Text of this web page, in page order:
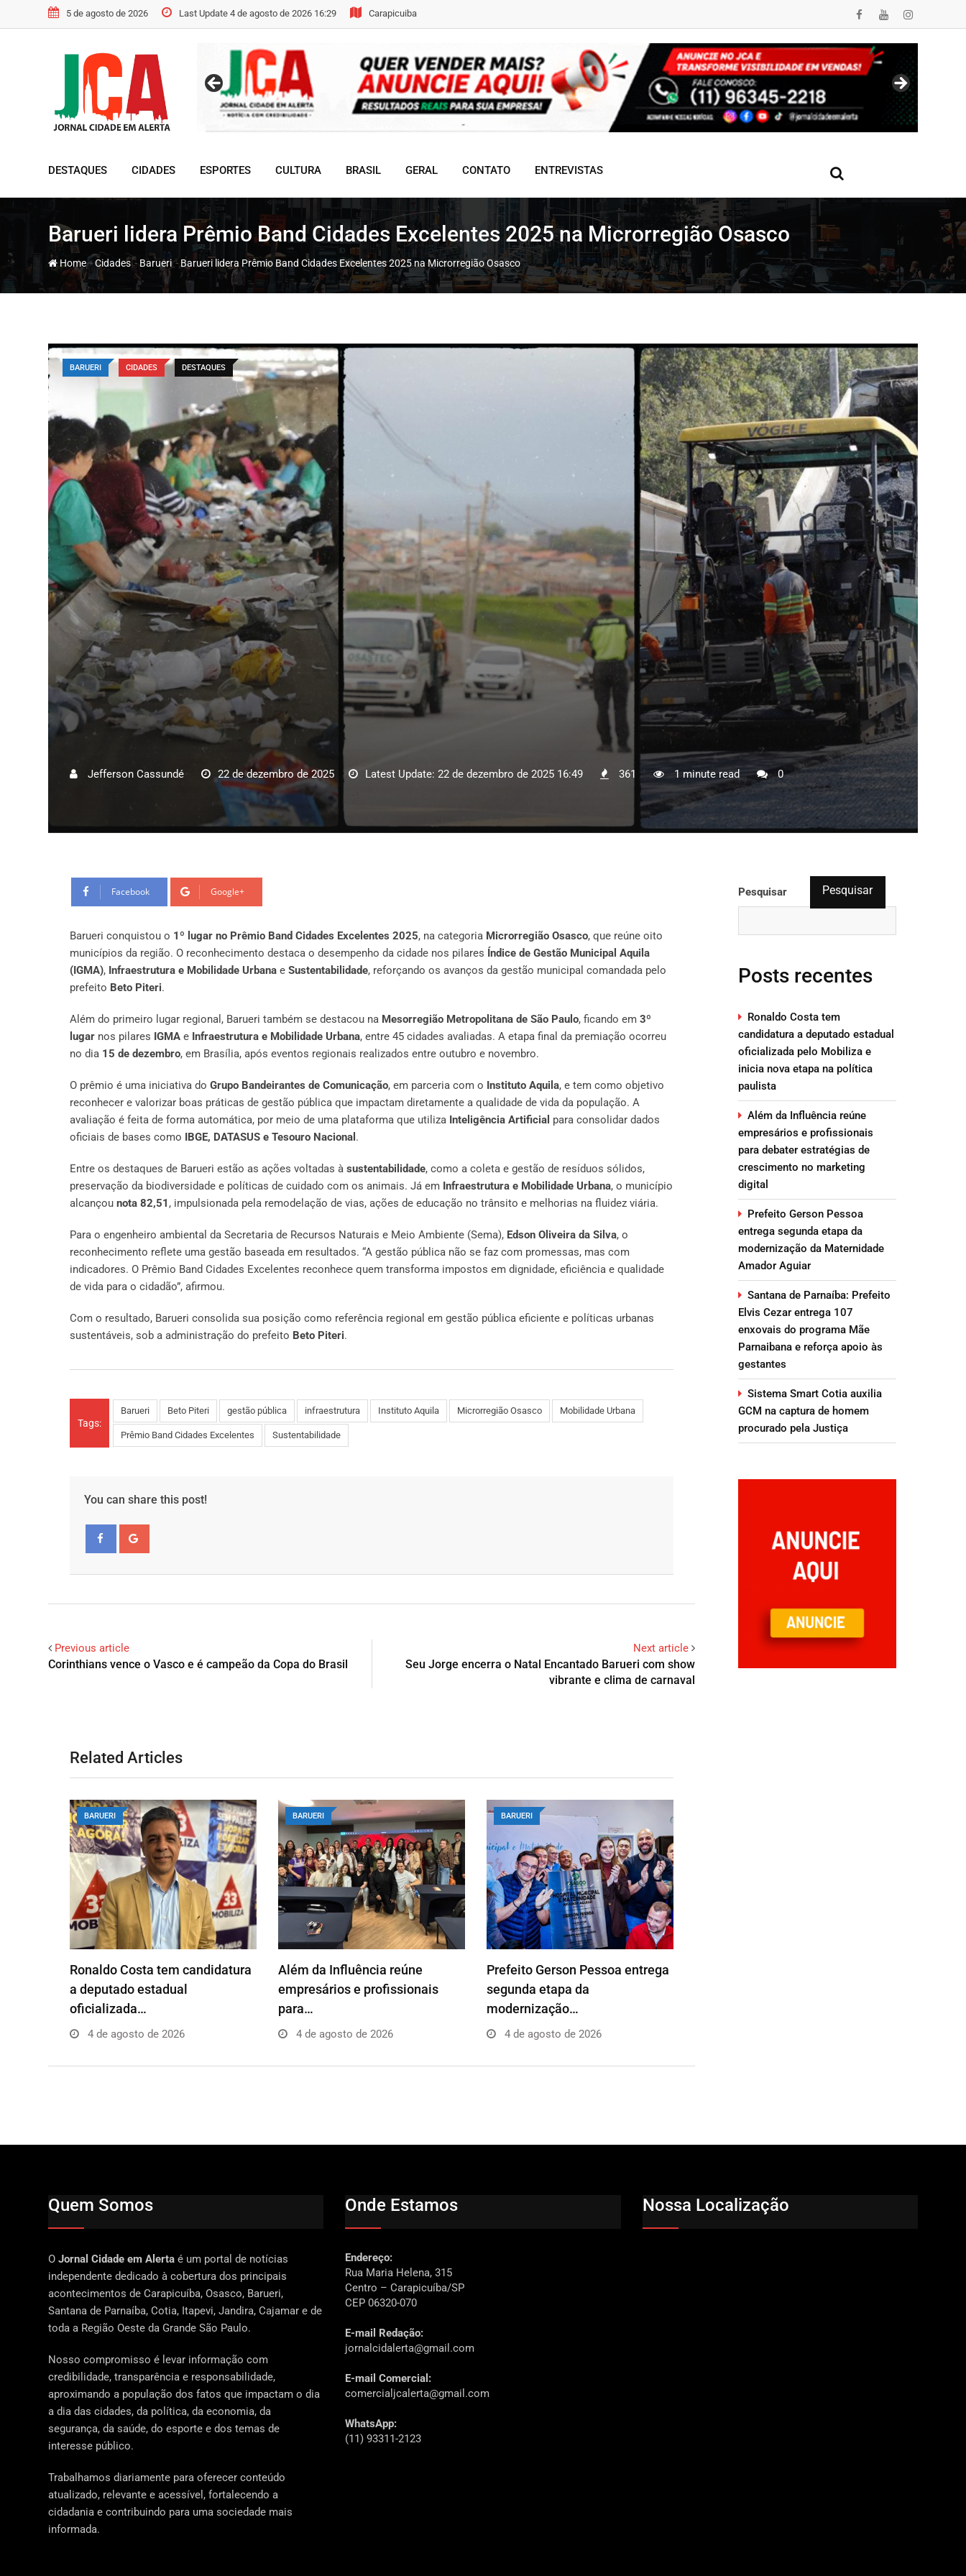
to
5 de agosto de 2026 Last Update 4 de agosto de 2026 16:29 Carapicuiba
DESTAQUES CIDADES ESPORTES CULTURA BRASIL GERAL CONTATO ENTREVISTAS
Barueri lidera Prêmio Band Cidades Excelentes 2025 na Microrregião Osasco
Home-Cidades-Barueri-Barueri lidera Prêmio Band Cidades Excelentes 2025 na Microrregião Osasco
BARUERI CIDADES DESTAQUES
Jefferson Cassundé 22 de dezembro de 2025 Latest Update: 22 de dezembro de 2025 16:49 361 1 minute read 0
Facebook Google+
Barueri conquistou o 1º lugar no Prêmio Band Cidades Excelentes 2025, na categoria Microrregião Osasco, que reúne oito
municípios da região. O reconhecimento destaca o desempenho da cidade nos pilares Índice de Gestão Municipal Aquila
(IGMA), Infraestrutura e Mobilidade Urbana e Sustentabilidade, reforçando os avanços da gestão municipal comandada pelo
prefeito Beto Piteri.
Além do primeiro lugar regional, Barueri também se destacou na Mesorregião Metropolitana de São Paulo, ficando em 3º
lugar nos pilares IGMA e Infraestrutura e Mobilidade Urbana, entre 45 cidades avaliadas. A etapa final da premiação ocorreu
no dia 15 de dezembro, em Brasília, após eventos regionais realizados entre outubro e novembro.
O prêmio é uma iniciativa do Grupo Bandeirantes de Comunicação, em parceria com o Instituto Aquila, e tem como objetivo
reconhecer e valorizar boas práticas de gestão pública que impactam diretamente a qualidade de vida da população. A
avaliação é feita de forma automática, por meio de uma plataforma que utiliza Inteligência Artificial para consolidar dados
oficiais de bases como IBGE, DATASUS e Tesouro Nacional .
Entre os destaques de Barueri estão as ações voltadas à sustentabilidade, como a coleta e gestão de resíduos sólidos,
preservação da biodiversidade e políticas de cuidado com os animais. Já em Infraestrutura e Mobilidade Urbana, o município
alcançou nota 82,51 , impulsionada pela remodelação de vias, ações de educação no trânsito e melhorias na fluidez viária.
Para o engenheiro ambiental da Secretaria de Recursos Naturais e Meio Ambiente (Sema), Edson Oliveira da Silva, o
reconhecimento reflete uma gestão baseada em resultados. “A gestão pública não se faz com promessas, mas com
indicadores. O Prêmio Band Cidades Excelentes reconhece quem transforma impostos em dignidade, eficiência e qualidade
de vida para o cidadão”, afirmou.
Com o resultado, Barueri consolida sua posição como referência regional em gestão pública eficiente e políticas urbanas
sustentáveis, sob a administração do prefeito Beto Piteri.
Tags:
Barueri Beto Piteri gestão pública infraestrutura Instituto Aquila Microrregião Osasco Mobilidade Urbana
Prêmio Band Cidades Excelentes Sustentabilidade
You can share this post!
Previous article
Corinthians vence o Vasco e é campeão da Copa do Brasil
Next article
Seu Jorge encerra o Natal Encantado Barueri com show
vibrante e clima de carnaval
Related Articles
BARUERI
Ronaldo Costa tem candidatura
a deputado estadual
oficializada…
4 de agosto de 2026
BARUERI
Além da Influência reúne
empresários e profissionais
para…
4 de agosto de 2026
BARUERI
Prefeito Gerson Pessoa entrega
segunda etapa da
modernização…
4 de agosto de 2026
Pesquisar Pesquisar
Posts recentes
Ronaldo Costa tem
candidatura a deputado estadual
oficializada pelo Mobiliza e
inicia nova etapa na política
paulista
Além da Influência reúne
empresários e profissionais
para debater estratégias de
crescimento no marketing
digital
Prefeito Gerson Pessoa
entrega segunda etapa da
modernização da Maternidade
Amador Aguiar
Santana de Parnaíba: Prefeito
Elvis Cezar entrega 107
enxovais do programa Mãe
Parnaibana e reforça apoio às
gestantes
Sistema Smart Cotia auxilia
GCM na captura de homem
procurado pela Justiça
Quem Somos
O Jornal Cidade em Alerta é um portal de notícias
independente dedicado à cobertura dos principais
acontecimentos de Carapicuíba, Osasco, Barueri,
Santana de Parnaíba, Cotia, Itapevi, Jandira, Cajamar e de
toda a Região Oeste da Grande São Paulo.
Nosso compromisso é levar informação com
credibilidade, transparência e responsabilidade,
aproximando a população dos fatos que impactam o dia
a dia das cidades, da política, da economia, da
segurança, da saúde, do esporte e dos temas de
interesse público.
Trabalhamos diariamente para oferecer conteúdo
atualizado, relevante e acessível, fortalecendo a
cidadania e contribuindo para uma sociedade mais
informada.
Onde Estamos
Endereço:
Rua Maria Helena, 315
Centro – Carapicuíba/SP
CEP 06320-070
E-mail Redação:
jornalcidalerta@gmail.com
E-mail Comercial:
comercialjcalerta@gmail.com
WhatsApp:
(11) 93311-2123
Nossa Localização